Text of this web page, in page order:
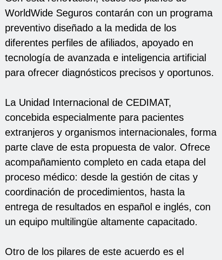
WorldWide Seguros contarán con un programa
preventivo diseñado a la medida de los
diferentes perfiles de afiliados, apoyado en
tecnología de avanzada e inteligencia artificial
para ofrecer diagnósticos precisos y oportunos.
La Unidad Internacional de CEDIMAT,
concebida especialmente para pacientes
extranjeros y organismos internacionales, forma
parte clave de esta propuesta de valor. Ofrece
acompañamiento completo en cada etapa del
proceso médico: desde la gestión de citas y
coordinación de procedimientos, hasta la
entrega de resultados en español e inglés, con
un equipo multilingüe altamente capacitado.
Otro de los pilares de este acuerdo es el